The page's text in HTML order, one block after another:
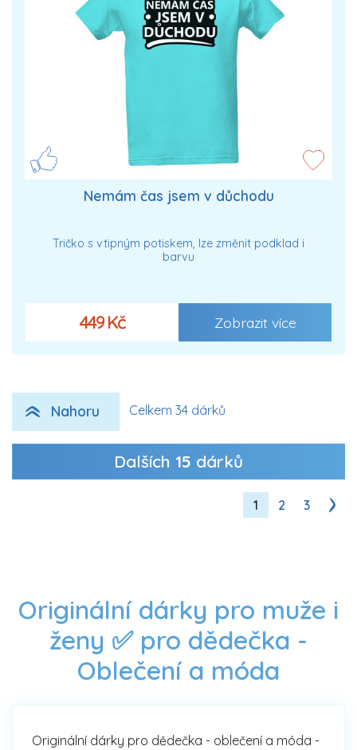
Nemám čas jsem v důchodu
Tričko s vtipným potiskem, lze změnit podklad i
barvu
449 Kč Zobrazit více
Nahoru Celkem 34 dárků
Dalších 15 dárků
1 2 3
Originální dárky pro muže i
ženy ✅ pro dědečka -
Oblečení a móda
Originální dárky pro dědečka - oblečení a móda -